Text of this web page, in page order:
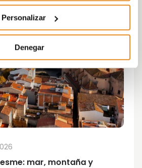
Personalizar
Denegar
mar, montaña y